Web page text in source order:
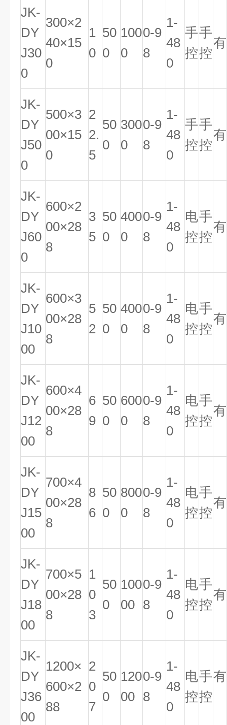
JK-
DY
J30
0
300×2
40×15
0
1
0
50
0
100
0
0-9
8
1-
48
0
手
控
手
控
有
JK-
DY
J50
0
500×3
00×15
0
2
2.
5
50
0
300
0
0-9
8
1-
48
0
手
控
手
控
有
JK-
DY
J60
0
600×2
00×28
8
3
5
50
0
400
0
0-9
8
1-
48
0
电
控
手
控
有
JK-
DY
J10
00
600×3
00×28
8
5
2
50
0
400
0
0-9
8
1-
48
0
电
控
手
控
有
JK-
DY
J12
00
600×4
00×28
8
6
9
50
0
600
0
0-9
8
1-
48
0
电
控
手
控
有
JK-
DY
J15
00
700×4
00×28
8
8
6
50
0
800
0
0-9
8
1-
48
0
电
控
手
控
有
JK-
DY
J18
00
700×5
00×28
8
1
0
3
50
0
100
00
0-9
8
1-
48
0
电
控
手
控
有
JK-
DY
J36
00
1200×
600×2
88
2
0
7
50
0
120
00
0-9
8
1-
48
0
电
控
手
控
有